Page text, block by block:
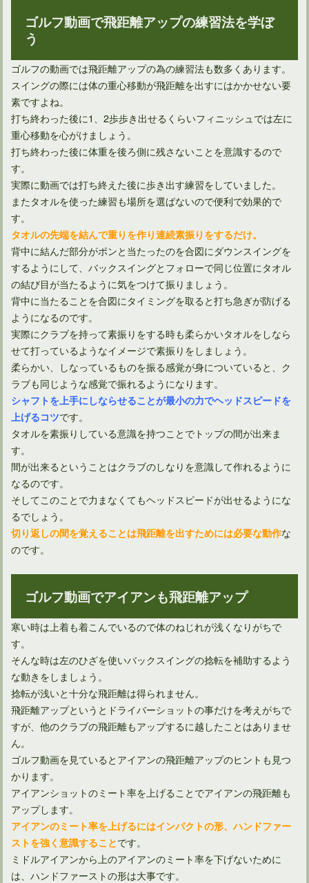
ドライバーの飛距離を劇的にアップするための動画参考法とは
プロゴルファーと同じスイングを目指すならスローで分析する
アプローチでシャンクしたときの動画を使った確認と修正法
ドライバーの速いスイングを分析するスローモーションの活用
タイガーウッズのドライバー動画を見直し見えたことがある！
ゴルフ殿堂の樋口久子のスイング動画はどうやって見る？
ゴルフ動画で飛距離アップの練習法を学ぼ
う
ゴルフの動画では飛距離アップの為の練習法も数多くあります。
スイングの際には体の重心移動が飛距離を出すにはかかせない要
素ですよね。
打ち終わった後に1、2歩歩き出せるくらいフィニッシュでは左に
重心移動を心がけましょう。
打ち終わった後に体重を後ろ側に残さないことを意識するので
す。
実際に動画では打ち終えた後に歩き出す練習をしていました。
またタオルを使った練習も場所を選ばないので便利で効果的で
す。
タオルの先端を結んで重りを作り連続素振りをするだけ。
背中に結んだ部分がポンと当たったのを合図にダウンスイングを
するようにして、バックスイングとフォローで同じ位置にタオル
の結び目が当たるように気をつけて振りましょう。
背中に当たることを合図にタイミングを取ると打ち急ぎが防げる
ようになるのです。
実際にクラブを持って素振りをする時も柔らかいタオルをしなら
せて打っているようなイメージで素振りをしましょう。
柔らかい、しなっているものを振る感覚が身についていると、ク
ラブも同じような感覚で振れるようになります。
シャフトを上手にしならせることが最小の力でヘッドスピードを
上げるコツです。
タオルを素振りしている意識を持つことでトップの間が出来ま
す。
間が出来るということはクラブのしなりを意識して作れるように
なるのです。
そしてこのことで力まなくてもヘッドスピードが出せるようにな
るでしょう。
切り返しの間を覚えることは飛距離を出すためには必要な動作な
のです。
ゴルフ動画でアイアンも飛距離アップ
寒い時は上着も着こんでいるので体のねじれが浅くなりがちで
す。
そんな時は左のひざを使いバックスイングの捻転を補助するよう
な動きをしましょう。
捻転が浅いと十分な飛距離は得られません。
飛距離アップというとドライバーショットの事だけを考えがちで
すが、他のクラブの飛距離もアップするに越したことはありませ
ん。
ゴルフ動画を見ているとアイアンの飛距離アップのヒントも見つ
かります。
アイアンショットのミート率を上げることでアイアンの飛距離も
アップします。
アイアンのミート率を上げるにはインパクトの形、ハンドファー
ストを強く意識することです。
ミドルアイアンから上のアイアンのミート率を下げないために
は、ハンドファーストの形は大事です。